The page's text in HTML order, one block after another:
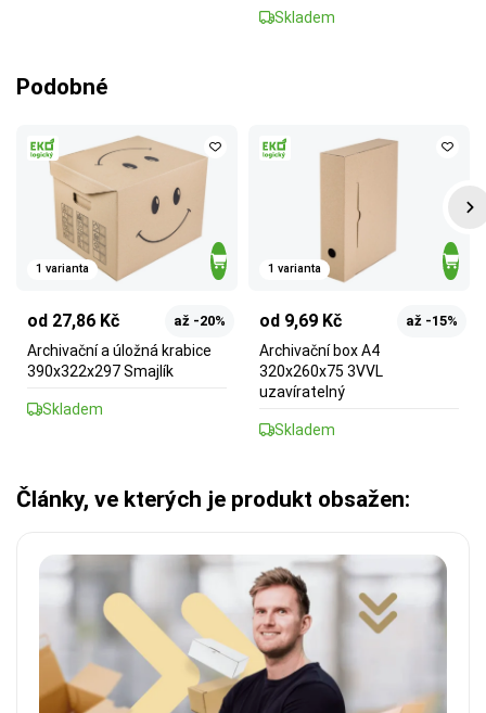
Skladem
Podobné
1 varianta
od 27,86 Kč až -20%
Archivační a úložná krabice
390x322x297 Smajlík
Skladem
1 varianta
od 9,69 Kč až -15%
Archivační box A4
320x260x75 3VVL
uzavíratelný
Skladem
Články, ve kterých je produkt obsažen: